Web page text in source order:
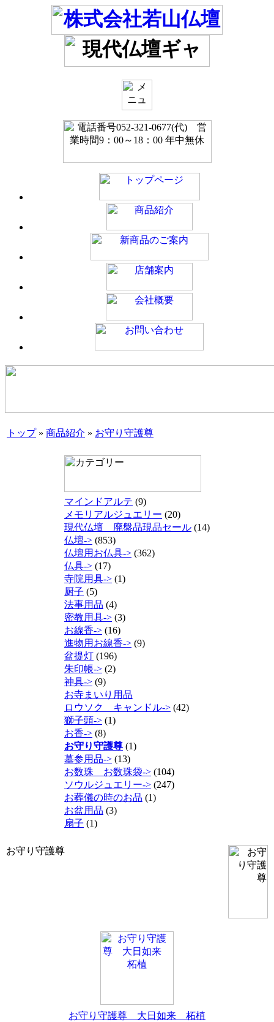
トップ» 商品紹介 » お守り守護尊
マインドアルテ (9)
メモリアルジュエリー (20)
現代仏壇 廃盤品現品セール (14)
仏壇-> (853)
仏壇用お仏具-> (362)
仏具-> (17)
寺院用具-> (1)
厨子 (5)
法事用品 (4)
密教用具-> (3)
お線香-> (16)
進物用お線香-> (9)
盆提灯 (196)
朱印帳-> (2)
神具-> (9)
お寺まいり用品
ロウソク キャンドル-> (42)
獅子頭-> (1)
お香-> (8)
お守り守護尊 (1)
墓参用品-> (13)
お数珠 お数珠袋-> (104)
ソウルジュエリー-> (247)
お葬儀の時のお品 (1)
お盆用品 (3)
扇子 (1)
お守り守護尊
お守り守護尊 大日如来 柘植